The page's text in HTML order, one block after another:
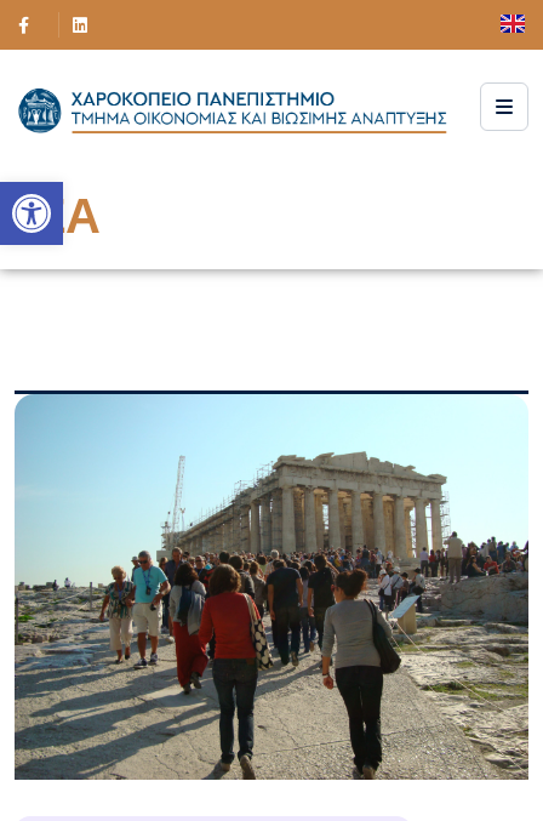
Ανοίξτε τη γραμμή εργαλείων
NEA